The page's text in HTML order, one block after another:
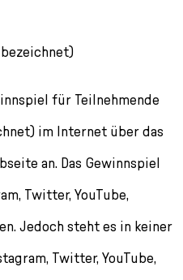
bezeichnet)
für Teilnehmende
im Internet über das
an. Das Gewinnspiel
Twitter, YouTube,
Jedoch steht es in keiner
Twitter, YouTube,